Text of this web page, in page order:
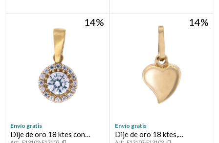
14
Envío gratis
Dije de oro 18 ktes con
14
Envío gratis
Dije de oro 18 ktes,